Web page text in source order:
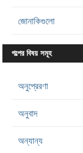
জোনাকিগুলো
গল্পের বিষয় সমূহ
অনুপ্রেরণা
অনুবাদ
অন্যান্য